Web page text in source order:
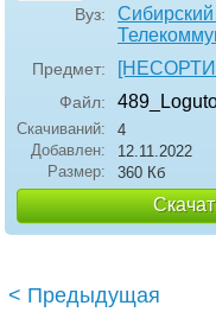
Вуз:
Сибирский
Предмет:
Файл:
Скачиваний:
4
Добавлен:
12.11.2022
Размер:
360 Кб
< Предыдущая